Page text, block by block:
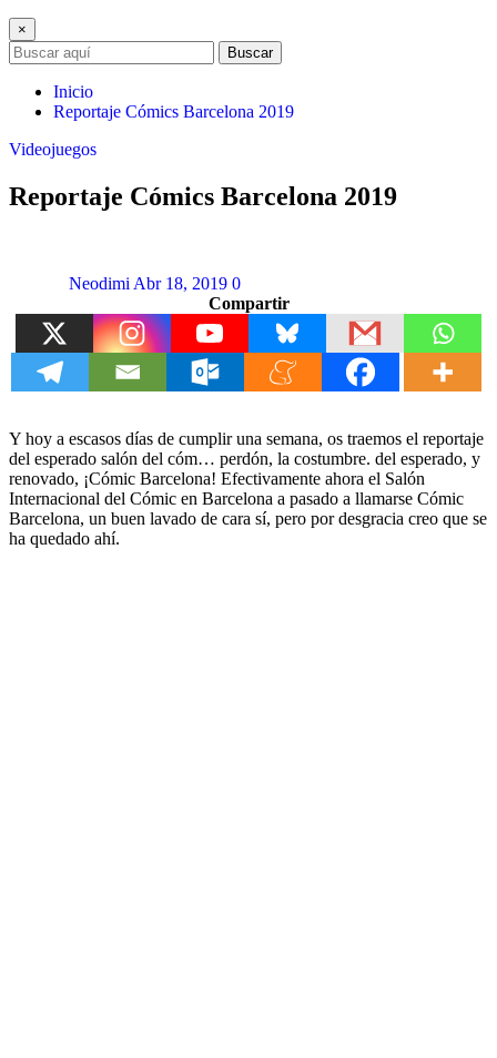
×
Buscar
Inicio
Reportaje Cómics Barcelona 2019
Videojuegos
Reportaje Cómics Barcelona 2019
Neodimi Abr 18, 2019 0
Compartir
Y hoy a escasos días de cumplir una semana, os traemos el reportaje
del esperado salón del cóm… perdón, la costumbre. del esperado, y
renovado, ¡Cómic Barcelona! Efectivamente ahora el Salón
Internacional del Cómic en Barcelona a pasado a llamarse Cómic
Barcelona, un buen lavado de cara sí, pero por desgracia creo que se
ha quedado ahí.